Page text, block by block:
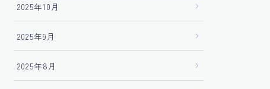
2025年10月
2025年9月
2025年8月